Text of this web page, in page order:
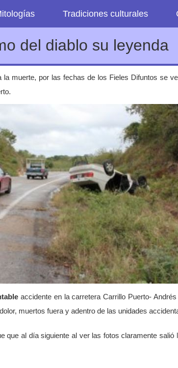
Tradiciones culturales
del diablo su leyenda
muerte, por las fechas de los Fieles Difuntos se
accidente en la carretera Carrillo Puerto-
muertos fuera y adentro de las unidades
que al día siguiente al ver las fotos claramente salió